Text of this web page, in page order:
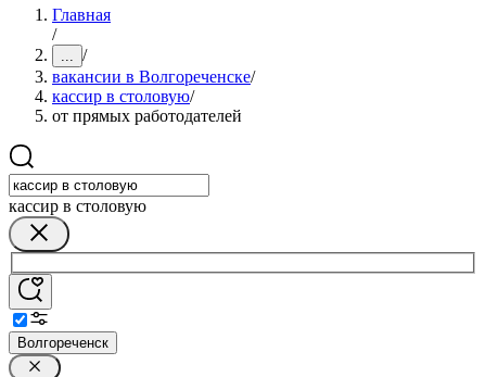
Главная
/
... /
вакансии в Волгореченске/
кассир в столовую/
от прямых работодателей
кассир в столовую
Волгореченск